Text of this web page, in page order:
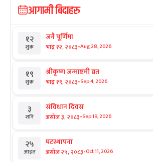
आगामी बिदाहरु
१२
शुक्र
जनै पूर्णिमा
भाद्र १२, २०८३-Aug 28, 2026
१९
शुक्र
श्रीकृष्ण जन्माष्टमी व्रत
भाद्र १९, २०८३-Sep 4, 2026
३
शनि
संविधान दिवस
असोज ३, २०८३-Sep 19, 2026
२५
आइत
घटस्थापना
असोज २५, २०८३-Oct 11, 2026